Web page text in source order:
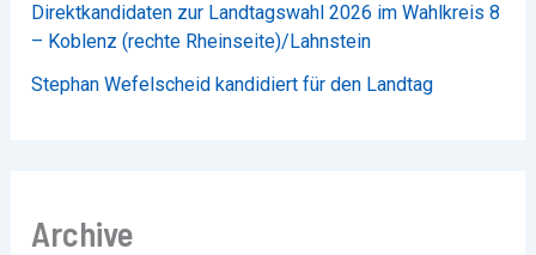
Direktkandidaten zur Landtagswahl 2026 im Wahlkreis 8
– Koblenz (rechte Rheinseite)/Lahnstein
Stephan Wefelscheid kandidiert für den Landtag
Archive